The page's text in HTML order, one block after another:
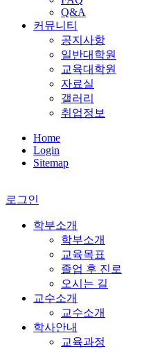
Q&A
커뮤니티
공지사항
일반대학원
교육대학원
자료실
갤러리
취업정보
Home
Login
Sitemap
로그인
학부소개
학부소개
교육목표
졸업 후 진로
오시는 길
교수소개
교수소개
학사안내
교육과정